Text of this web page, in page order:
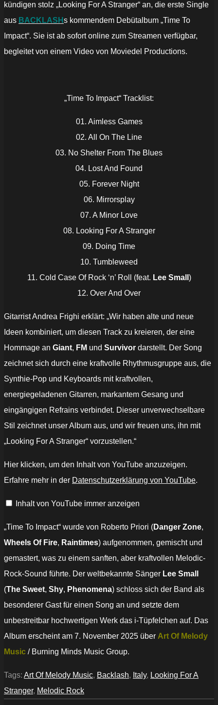
kündigen stolz „Looking For A Stranger“ an, die erste Single
aus BACKLASH s kommendem Debütalbum „Time To
Impact“. Sie ist ab sofort online zum Streamen verfügbar,
begleitet von einem Video von Moviedel Productions.
„Time To Impact“ Tracklist:
01. Aimless Games
02. All On The Line
03. No Shelter From The Blues
04. Lost And Found
05. Forever Night
06. Mirrorsplay
07. A Minor Love
08. Looking For A Stranger
09. Doing Time
10. Tumbleweed
11. Cold Case Of Rock ‘n’ Roll (feat. Lee Small )
12. Over And Over
Gitarrist Andrea Frighi erklärt: „Wir haben alte und neue
Ideen kombiniert, um diesen Track zu kreieren, der eine
Hommage an Giant, FM und Survivor darstellt. Der Song
zeichnet sich durch eine kraftvolle Rhythmusgruppe aus, die
Synthie-Pop und Keyboards mit kraftvollen,
energiegeladenen Gitarren, markantem Gesang und
eingängigen Refrains verbindet. Dieser unverwechselbare
Stil zeichnet unser Album aus, und wir freuen uns, ihn mit
„Looking For A Stranger“ vorzustellen.“
„Backlash
–
For
Official
YouTube
Hier klicken, um den Inhalt von YouTube anzuzeigen.
Erfahre mehr in der Datenschutzerklärung von YouTube.
Inhalt von YouTube immer anzeigen
„Time To Impact“ wurde von Roberto Priori (Danger Zone,
Wheels Of Fire, Raintimes) aufgenommen, gemischt und
gemastert, was zu einem sanften, aber kraftvollen Melodic-
Rock-Sound führte. Der weltbekannte Sänger Lee Small
(The Sweet, Shy, Phenomena) schloss sich der Band als
besonderer Gast für einen Song an und setzte dem
unbestreitbar hochwertigen Werk das i-Tüpfelchen auf. Das
Album erscheint am 7. November 2025 über Art Of Melody
Music / Burning Minds Music Group.
Tags: Art Of Melody Music, Backlash, Italy, Looking For A
Stranger, Melodic Rock